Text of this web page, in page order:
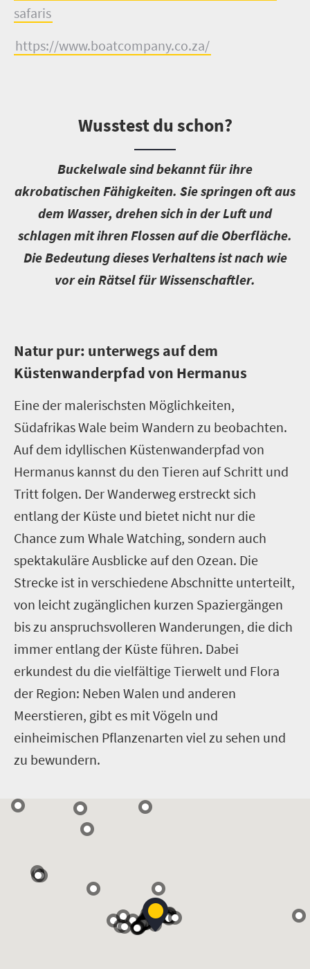
safaris
https://www.boatcompany.co.za/
Wusstest du schon?
Buckelwale sind bekannt für ihre
akrobatischen Fähigkeiten. Sie springen oft aus
dem Wasser, drehen sich in der Luft und
schlagen mit ihren Flossen auf die Oberfläche.
Die Bedeutung dieses Verhaltens ist nach wie
vor ein Rätsel für Wissenschaftler.
Natur pur: unterwegs auf dem
Küstenwanderpfad von Hermanus
Eine der malerischsten Möglichkeiten,
Südafrikas Wale beim Wandern zu beobachten.
Auf dem idyllischen Küstenwanderpfad von
Hermanus kannst du den Tieren auf Schritt und
Tritt folgen. Der Wanderweg erstreckt sich
entlang der Küste und bietet nicht nur die
Chance zum Whale Watching, sondern auch
spektakuläre Ausblicke auf den Ozean. Die
Strecke ist in verschiedene Abschnitte unterteilt,
von leicht zugänglichen kurzen Spaziergängen
bis zu anspruchsvolleren Wanderungen, die dich
immer entlang der Küste führen. Dabei
erkundest du die vielfältige Tierwelt und Flora
der Region: Neben Walen und anderen
Meerstieren, gibt es mit Vögeln und
einheimischen Pflanzenarten viel zu sehen und
zu bewundern.